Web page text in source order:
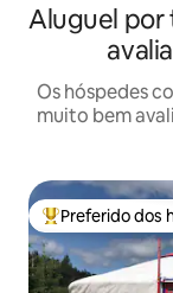
Aluguel por
Os hóspedes
muito bem
Entre os
Preferido dos